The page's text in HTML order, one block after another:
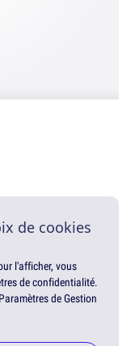
de cookies
l'afficher, vous
de confidentialité.
de Gestion